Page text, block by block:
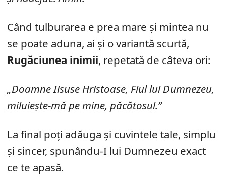
Când tulburarea e prea mare și mintea nu
se poate aduna, ai și o variantă scurtă,
Rugăciunea inimii, repetată de câteva ori:
„Doamne Iisuse Hristoase, Fiul lui Dumnezeu,
miluiește-mă pe mine, păcătosul.”
La final poți adăuga și cuvintele tale, simplu
și sincer, spunându-I lui Dumnezeu exact
ce te apasă.